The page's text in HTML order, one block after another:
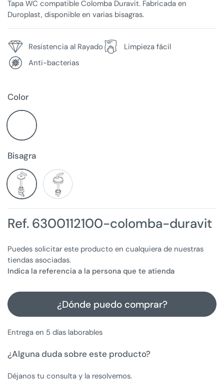
Tapa WC compatible Colomba Duravit. Fabricada en
Duroplast, disponible en varias bisagras.
Resistencia al Rayado
Limpieza fácil
Anti-bacterias
Color
Bisagra
Ref. 6300112100-colomba-duravit
Puedes solicitar este producto en cualquiera de nuestras
tiendas asociadas.
Indica la referencia a la persona que te atienda
¿Dónde puedo comprar?
Entrega en 5 días laborables
¿Alguna duda sobre este producto?
Déjanos tu consulta y la resolvemos.